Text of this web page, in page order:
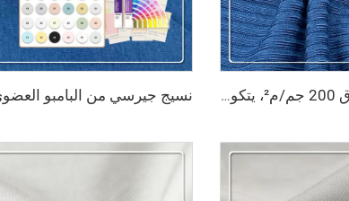
نسيج مضاد للبكتيريا ومضاد للتعرق 200 جم/م²، يتكون من 95% بامبو و5% سبانديكس بنسيج قطني ثلاثي × ثلاثي مناسب للملابس الداخلية المُشكِّلة للجسم